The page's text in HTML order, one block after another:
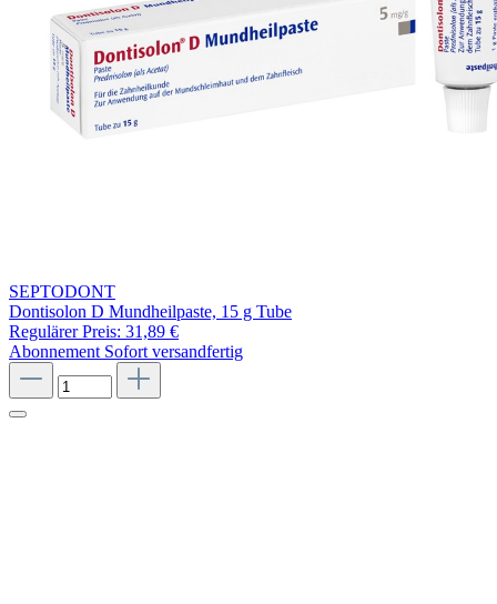
SEPTODONT
Dontisolon D Mundheilpaste, 15 g Tube
Regulärer Preis: 31,89 €
Abonnement Sofort versandfertig